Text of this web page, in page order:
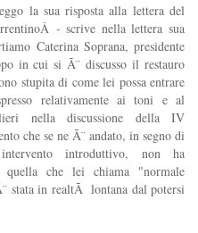
la sua risposta alla lettera del
- scrive nella lettera sua
Caterina Soprana, presidente
in cui si Ã¨ discusso il restauro
stupita di come lei possa entrare
relativamente ai toni e al
nella discussione della IV
che se ne Ã¨ andato, in segno di
introduttivo, non ha
quella che lei chiama "normale
stata in realtÃ lontana dal potersi